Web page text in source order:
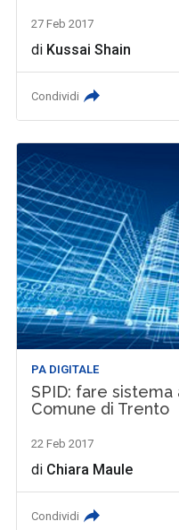
27 Feb 2017
di Kussai Shain
Condividi
PA DIGITALE
SPID: fare sistema
Comune di Trento
22 Feb 2017
di Chiara Maule
Condividi